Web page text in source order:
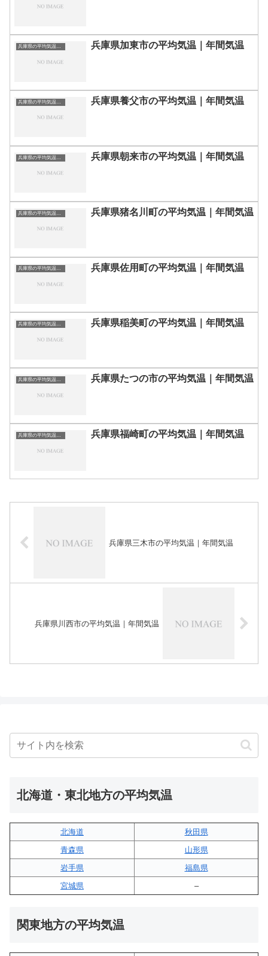
兵庫県の平均気温まとめ 兵庫県加東市の平均気温｜年間気温
兵庫県の平均気温まとめ 兵庫県養父市の平均気温｜年間気温
兵庫県朝来市の平均気温｜年間気温
兵庫県猪名川町の平均気温｜年間気温
兵庫県の平均気温まとめ 兵庫県佐用町の平均気温｜年間気温
兵庫県の平均気温まとめ 兵庫県稲美町の平均気温｜年間気温
兵庫県の平均気温まとめ 兵庫県たつの市の平均気温｜年間気温
兵庫県の平均気温まとめ 兵庫県福崎町の平均気温｜年間気温
兵庫県三木市の平均気温｜年間気温
兵庫県川西市の平均気温｜年間気温
北海道・東北地方の平均気温
北海道
秋田県
青森県
山形県
岩手県
福島県
宮城県
–
関東地方の平均気温